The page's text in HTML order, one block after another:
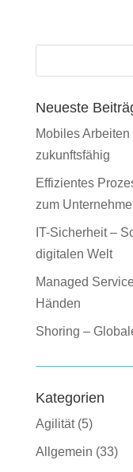
Neueste
Mobiles
zukunftsfähig
Effizientes
zum
IT-Sicherheit –
digitalen Welt
Managed
Händen
Shoring –
Kategorien
Agilität(5)
Allgemein (33)